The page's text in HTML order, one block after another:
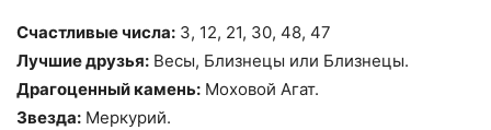
Счастливые числа: 3, 12, 21, 30, 48, 47
Лучшие друзья: Весы, Близнецы или Близнецы.
Драгоценный камень: Моховой Агат.
Звезда: Меркурий.